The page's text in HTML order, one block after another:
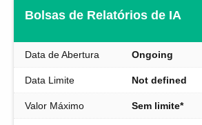
Bolsas de Relatórios de IA
Data de Abertura Ongoing
Data Limite Not defined
Valor Máximo Sem limite*